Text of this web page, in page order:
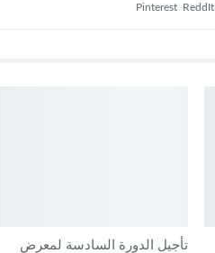
ReddIt
Pinterest
تأجيل الدورة السادسة لمعرض